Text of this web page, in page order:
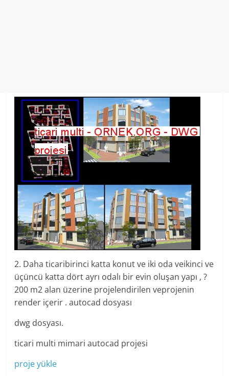
2. Daha ticaribirinci katta konut ve iki oda veikinci ve
üçüncü katta dört ayrı odalı bir evin oluşan yapı , ?
200 m2 alan üzerine projelendirilen veprojenin
render içerir . autocad dosyası
dwg dosyası.
ticari multi mimari autocad projesi
proje yükle